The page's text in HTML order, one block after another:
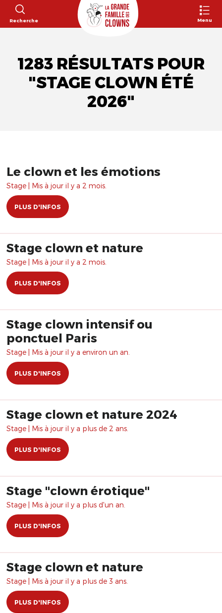
Recherche Menu
1283 RÉSULTATS POUR
"STAGE CLOWN ÉTÉ
2026"
Le clown et les émotions
Stage | Mis à jour il y a 2 mois.
PLUS D'INFOS
Stage clown et nature
Stage | Mis à jour il y a 2 mois.
PLUS D'INFOS
Stage clown intensif ou
ponctuel Paris
Stage | Mis à jour il y a environ un an.
PLUS D'INFOS
Stage clown et nature 2024
Stage | Mis à jour il y a plus de 2 ans.
PLUS D'INFOS
Stage "clown érotique"
Stage | Mis à jour il y a plus d'un an.
PLUS D'INFOS
Stage clown et nature
Stage | Mis à jour il y a plus de 3 ans.
PLUS D'INFOS